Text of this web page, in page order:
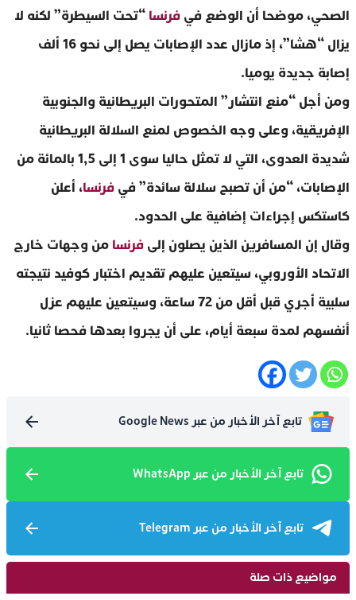
الصحي، موضحا أن الوضع في فرنسا “تحت السيطرة” لكنه لا
يزال “هشا”، إذ مازال عدد الإصابات يصل إلى نحو 16 ألف
إصابة جديدة يوميا.
ومن أجل “منع انتشار” المتحورات البريطانية والجنوبية
الإفريقية، وعلى وجه الخصوص لمنع السلالة البريطانية
شديدة العدوى، التي لا تمثل حاليا سوى 1 إلى 1,5 بالمائة من
الإصابات، “من أن تصبح سلالة سائدة” في فرنسا، أعلن
كاستكس إجراءات إضافية على الحدود.
وقال إن المسافرين الذين يصلون إلى فرنسا من وجهات خارج
الاتحاد الأوروبي، سيتعين عليهم تقديم اختبار كوفيد نتيجته
سلبية أجري قبل أقل من 72 ساعة، وسيتعين عليهم عزل
أنفسهم لمدة سبعة أيام، على أن يجروا بعدها فحصا ثانيا.
تابع آخر الأخبار من عبر Google News
تابع آخر الأخبار من عبر WhatsApp
تابع آخر الأخبار من عبر Telegram
مواضيع ذات صلة